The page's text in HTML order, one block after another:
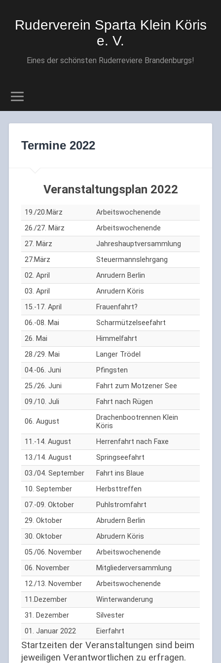
Ruderverein Sparta Klein Köris
e. V.
Eines der schönsten Ruderreviere Brandenburgs!
Termine 2022
Veranstaltungsplan 2022
19./20.März
Arbeitswochenende
26./27. März
Arbeitswochenende
27. März
Jahreshauptversammlung
27.März
Steuermannslehrgang
02. April
Anrudern Berlin
03. April
Anrudern Köris
15.-17. April
Frauenfahrt?
06.-08. Mai
Scharmützelseefahrt
26. Mai
Himmelfahrt
28./29. Mai
Langer Trödel
04.-06. Juni
Pfingsten
25./26. Juni
Fahrt zum Motzener See
09./10. Juli
Fahrt nach Rügen
06. August
Drachenbootrennen Klein
Köris
11.-14. August
Herrenfahrt nach Faxe
13./14. August
Springseefahrt
03./04. September
Fahrt ins Blaue
10. September
Herbsttreffen
07.-09. Oktober
Puhlstromfahrt
29. Oktober
Abrudern Berlin
30. Oktober
Abrudern Köris
05./06. November
Arbeitswochenende
06. November
Mitgliederversammlung
12./13. November
Arbeitswochenende
11.Dezember
Winterwanderung
31. Dezember
Silvester
01. Januar 2022
Eierfahrt
Startzeiten der Veranstaltungen sind beim
jeweiligen Verantwortlichen zu erfragen.